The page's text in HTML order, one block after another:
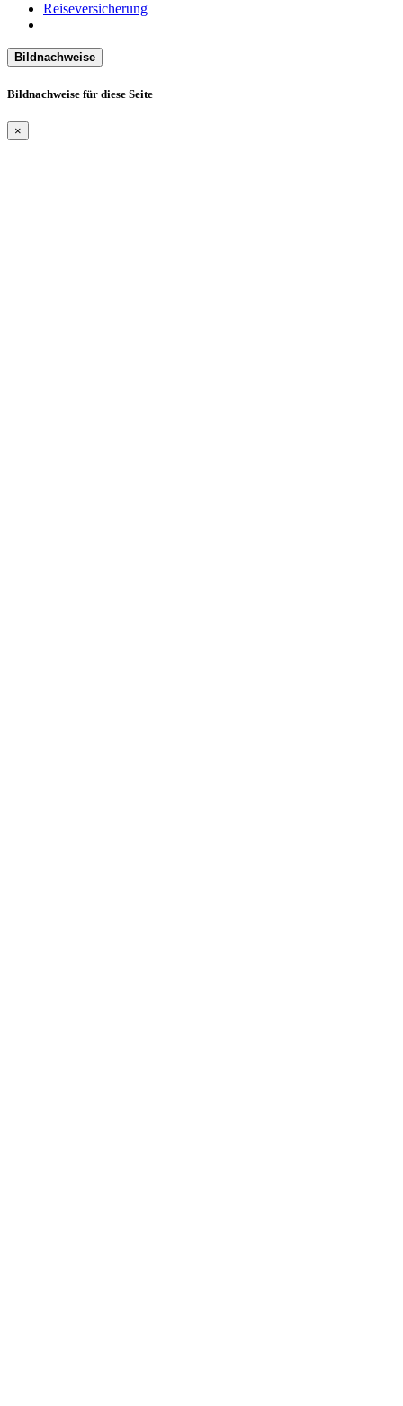
Reiseversicherung
Bildnachweise
Bildnachweise für diese Seite
×